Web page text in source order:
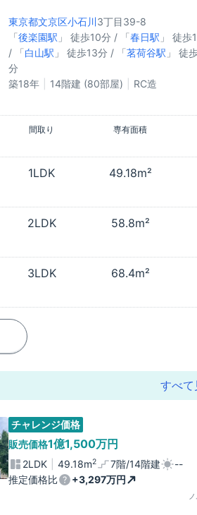
東京都文京区小石川3丁目39-8
「後楽園駅 」 徒歩10分 / 「春日駅 」 徒歩
/ 「白山駅 」 徒歩13分 / 「茗荷谷駅 」 徒
分
築18年
14階建 (80部屋) RC造
間取り
専有面積
1LDK
49.18m²
2LDK
58.8m²
3LDK
68.4m²
すべて
チャレンジ価格
販売価格1億1,500万円
2LDK 49.18m2 7階/14階建
--
推定価格比
+3,297万円